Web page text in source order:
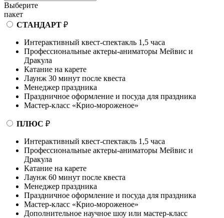
Выберите
пакет
СТАНДАРТ ₽
Интерактивный квест-спектакль 1,5 часа
Профессиональные актеры-аниматоры Мейвис и
Дракула
Катание на карете
Лаунж 30 минут после квеста
Менеджер праздника
Праздничное оформление и посуда для праздника
Мастер-класс «Крио-мороженое»
ПЛЮС ₽
Интерактивный квест-спектакль 1,5 часа
Профессиональные актеры-аниматоры Мейвис и
Дракула
Катание на карете
Лаунж 60 минут после квеста
Менеджер праздника
Праздничное оформление и посуда для праздника
Мастер-класс «Крио-мороженое»
Дополнительное научное шоу или мастер-класс